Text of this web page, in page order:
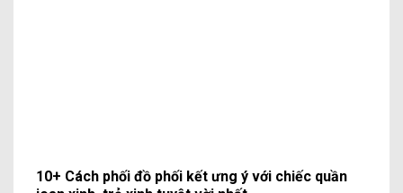
10+ Cách phối đồ phối kết ưng ý với chiếc quần